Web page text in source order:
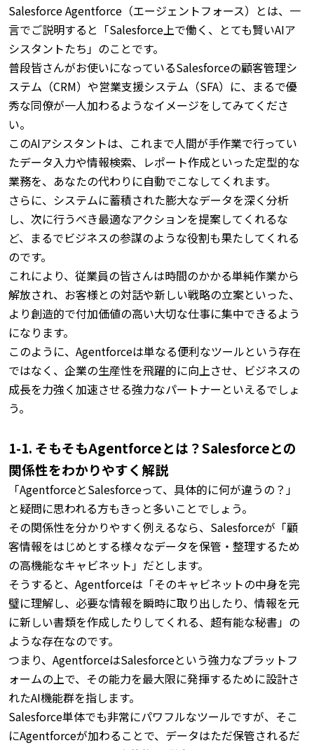
Salesforce Agentforce（エージェントフォース）とは、一
言でご説明すると「Salesforce上で働く、とても賢いAIア
シスタントたち」のことです。
普段皆さんがお使いになっているSalesforceの顧客管理シ
ステム（CRM）や営業支援システム（SFA）に、まるで優
秀な同僚が一人加わるようなイメージをしてみてくださ
い。
このAIアシスタントは、これまで人間が手作業で行ってい
たデータ入力や情報検索、レポート作成といった定型的な
業務を、あなたの代わりに自動でこなしてくれます。
さらに、システムに蓄積された膨大なデータを深く分析
し、次に行うべき最適なアクションを提案してくれるな
ど、まるでビジネスの参謀のような役割も果たしてくれる
のです。
これにより、従業員の皆さんは時間のかかる単純作業から
解放され、お客様との対話や新しい戦略の立案といった、
より創造的で付加価値の高い大切な仕事に集中できるよう
になります。
このように、Agentforceは単なる便利なツールという存在
ではなく、企業の生産性を飛躍的に向上させ、ビジネスの
成長を力強く加速させる強力なパートナーといえるでしょ
う。
1-1. そもそもAgentforceとは？Salesforceとの
関係性をわかりやすく解説
「AgentforceとSalesforceって、具体的に何が違うの？」
と疑問に思われる方もきっと多いことでしょう。
その関係性を分かりやすく例えるなら、Salesforceが「顧
客情報をはじめとする様々なデータを保管・整理するため
の高機能なキャビネット」だとします。
そうすると、Agentforceは「そのキャビネットの中身を完
璧に理解し、必要な情報を瞬時に取り出したり、情報を元
に新しい書類を作成したりしてくれる、超有能な秘書」の
ような存在なのです。
つまり、AgentforceはSalesforceという強力なプラットフ
ォームの上で、その能力を最大限に発揮するために設計さ
れたAI機能群を指します。
Salesforce単体でも非常にパワフルなツールですが、そこ
にAgentforceが加わることで、データはただ保管されるだ